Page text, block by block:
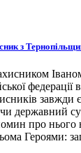
з
державний
про